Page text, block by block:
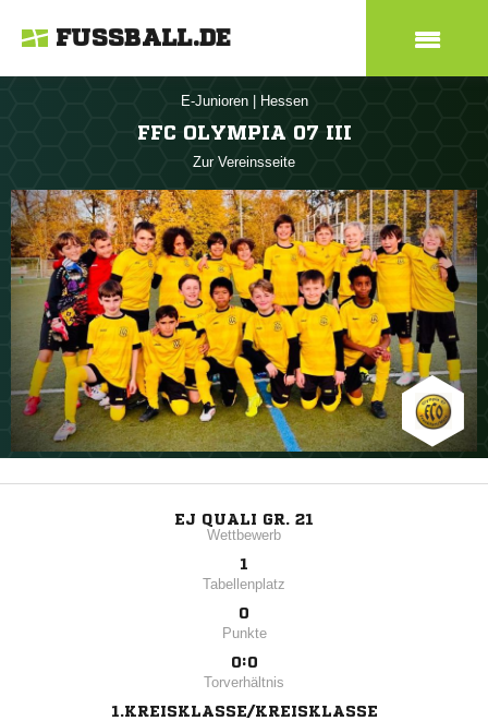
FUSSBALL.DE
E-Junioren Hessen
FFC OLYMPIA 07 III
Zur Vereinsseite
EJ QUALI GR. 21
Wettbewerb
1
Tabellenplatz
0
Punkte
0:0
Torverhältnis
1.KREISKLASSE/KREISKLASSE